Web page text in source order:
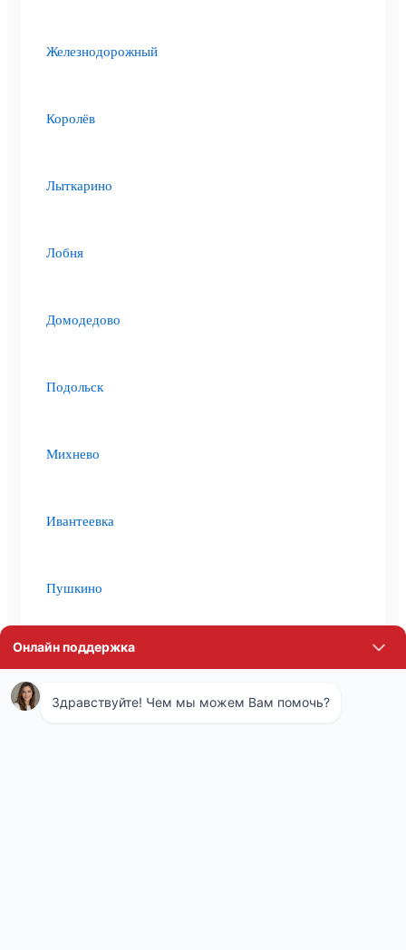
Железнодорожный
Королёв
Лыткарино
Лобня
Домодедово
Подольск
Михнево
Ивантеевка
Пушкино
Щёлково